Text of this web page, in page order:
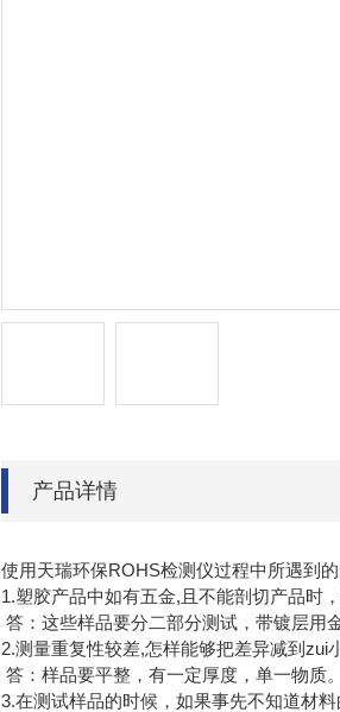
产品详情
使用天瑞环保ROHS检测仪过程中所遇到的
1.塑胶产品中如有五金,且不能剖切产品时
答：这些样品要分二部分测试，带镀层用
2.测量重复性较差,怎样能够把差异减到zui
答：样品要平整，有一定厚度，单一物质。
3.在测试样品的时候，如果事先不知道材